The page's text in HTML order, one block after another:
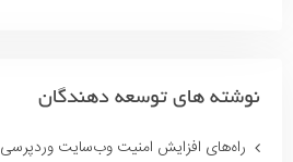
نوشته های توسعه دهندگان
راه‌های افزایش امنیت وب‌سایت وردپرسی